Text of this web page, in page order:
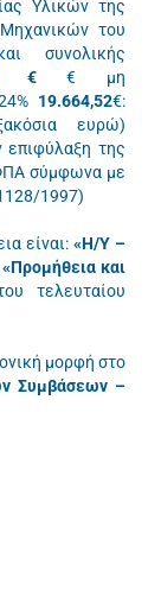
Υλικών της
του
συνολικής
€€ μη
19.664,52€:
ευρώ)
της
σύμφωνα με
1997)
είναι: «Η/Υ –
«Προμήθειακαι
τελευταίου
μορφή στο
Συμβάσεων –